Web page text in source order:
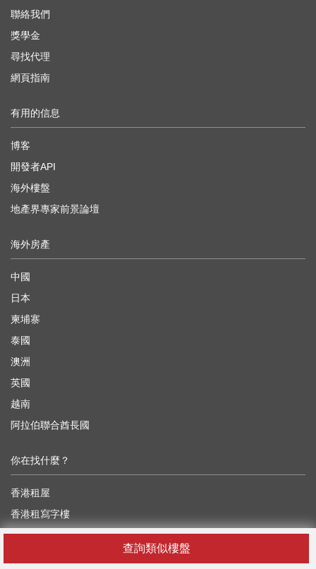
查詢類似樓盤
聯絡我們
獎學金
尋找代理
網頁指南
有用的信息
博客
開發者API
海外樓盤
地產界專家前景論壇
海外房產
中國
日本
柬埔寨
泰國
澳洲
英國
越南
阿拉伯聯合酋長國
你在找什麼？
香港租屋
香港租寫字樓
香港租工業樓